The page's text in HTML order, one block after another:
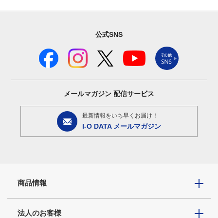
公式SNS
メールマガジン 配信サービス
最新情報をいち早くお届け！
I-O DATA メールマガジン
商品情報
法人のお客様